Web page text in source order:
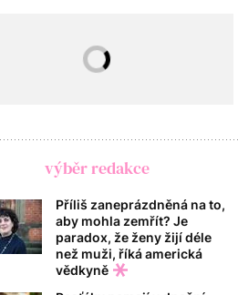
výběr redakce
Příliš zaneprázdněná na to,
aby mohla zemřít? Je
paradox, že ženy žijí déle
než muži, říká americká
vědkyně